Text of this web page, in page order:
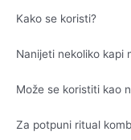
Kako se koristi?
Nanijeti nekoliko kapi
Može se koristiti kao
Za potpuni ritual